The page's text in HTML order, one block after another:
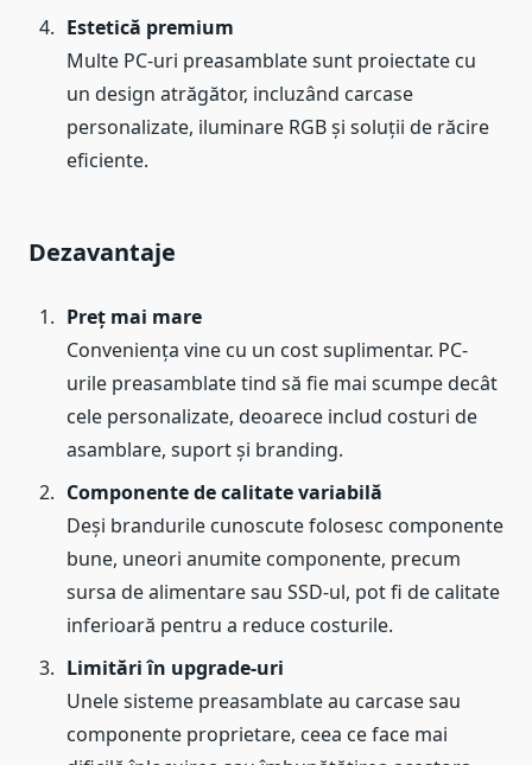
Estetică premium
Multe PC-uri preasamblate sunt proiectate cu
un design atrăgător, incluzând carcase
personalizate, iluminare RGB și soluții de răcire
eficiente.
Dezavantaje
Preț mai mare
Conveniența vine cu un cost suplimentar. PC-
urile preasamblate tind să fie mai scumpe decât
cele personalizate, deoarece includ costuri de
asamblare, suport și branding.
Componente de calitate variabilă
Deși brandurile cunoscute folosesc componente
bune, uneori anumite componente, precum
sursa de alimentare sau SSD-ul, pot fi de calitate
inferioară pentru a reduce costurile.
Limitări în upgrade-uri
Unele sisteme preasamblate au carcase sau
componente proprietare, ceea ce face mai